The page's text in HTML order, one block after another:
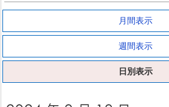
月間表示
週間表示
日別表示